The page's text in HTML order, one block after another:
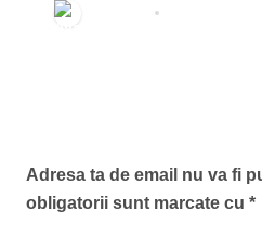
la 100 de metri de
Adresa ta de email nu va fi
obligatorii sunt marcate cu *